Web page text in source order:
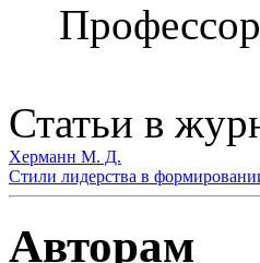
Профессор
Статьи в
Херманн М. Д.
Стили лидерства в
Авторам